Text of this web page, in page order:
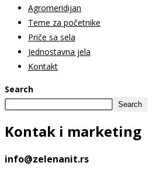
Agromeridijan
Teme za početnike
Priče sa sela
Jednostavna jela
Kontakt
Search
Search
Kontak i marketing
info@zelenanit.rs